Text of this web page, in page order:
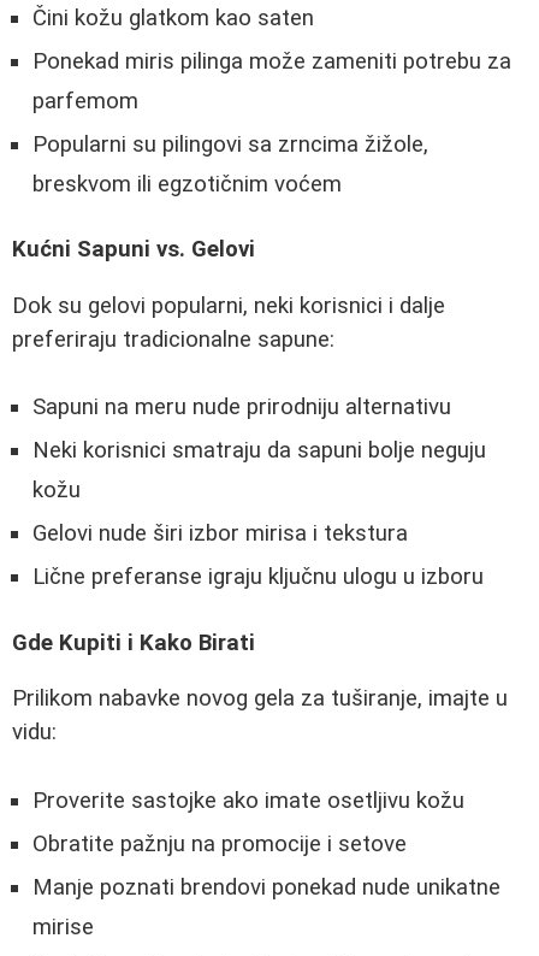
Čini kožu glatkom kao saten
Ponekad miris pilinga može zameniti potrebu za
parfemom
Popularni su pilingovi sa zrncima žižole,
breskvom ili egzotičnim voćem
Kućni Sapuni vs. Gelovi
Dok su gelovi popularni, neki korisnici i dalje
preferiraju tradicionalne sapune:
Sapuni na meru nude prirodniju alternativu
Neki korisnici smatraju da sapuni bolje neguju
kožu
Gelovi nude širi izbor mirisa i tekstura
Lične preferanse igraju ključnu ulogu u izboru
Gde Kupiti i Kako Birati
Prilikom nabavke novog gela za tuširanje, imajte u
vidu:
Proverite sastojke ako imate osetljivu kožu
Obratite pažnju na promocije i setove
Manje poznati brendovi ponekad nude unikatne
mirise